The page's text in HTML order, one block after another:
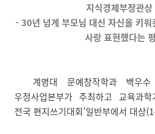
지식경제부장관상
- 30년 넘게 부모님 대신 자신을 키
사랑 표현했다는
계명대 문예창작학과 백우수
우정사업본부가 주최하고 교육과
전국 편지쓰기대회’일반부에서 대상